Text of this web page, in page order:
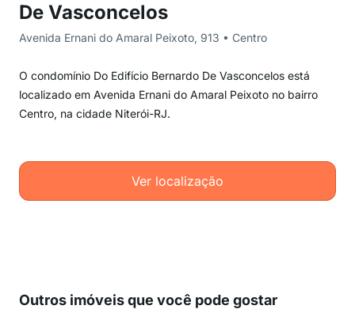
De Vasconcelos
Avenida Ernani do Amaral Peixoto, 913 • Centro
O condomínio Do Edifício Bernardo De Vasconcelos está
localizado em Avenida Ernani do Amaral Peixoto no bairro
Centro, na cidade Niterói-RJ.
Ver localização
Outros imóveis que você pode gostar